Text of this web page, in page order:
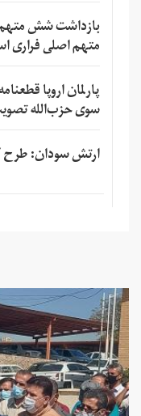
بازداشت شش
متهم اصلی فراری
پارلمان اروپا
سوی حزب‌الله
ارتش سودان: طرح